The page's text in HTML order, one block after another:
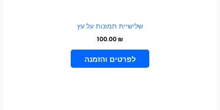
שלישיית תמונות על עץ
100.00 ₪
הוספה לסל